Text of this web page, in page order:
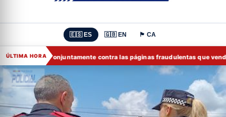
🇪🇸 ES 🇬🇧 EN 🏴 CA
ÚLTIMA HORA
trabajan conjuntamente contra las páginas fraudulentas que venden